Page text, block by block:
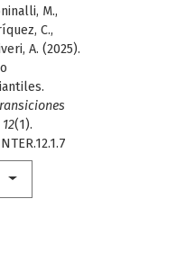
M.,
C.,
A. (2025).
12(1).